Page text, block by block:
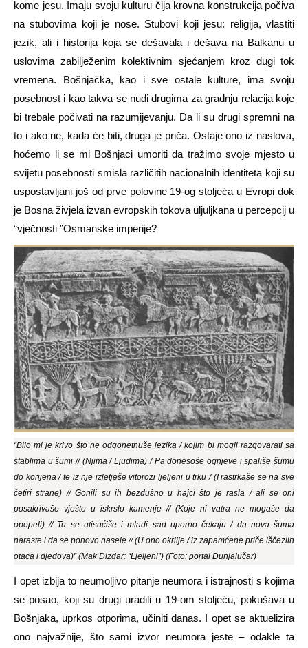
kome jesu. Imaju svoju kulturu čija krovna konstrukcija počiva
na stubovima koji je nose. Stubovi koji jesu: religija, vlastiti
jezik, ali i historija koja se dešavala i dešava na Balkanu u
uslovima zabilježenim kolektivnim sjećanjem kroz dugi tok
vremena. Bošnjačka, kao i sve ostale kulture, ima svoju
posebnost i kao takva se nudi drugima za gradnju relacija koje
bi trebale počivati na razumijevanju. Da li su drugi spremni na
to i ako ne, kada će biti, druga je priča. Ostaje ono iz naslova,
hoćemo li se mi Bošnjaci umoriti da tražimo svoje mjesto u
svijetu posebnosti smisla različitih nacionalnih identiteta koji su
uspostavljani još od prve polovine 19-og stoljeća u Evropi dok
je Bosna živjela izvan evropskih tokova uljuljkana u percepcij u
“vječnosti ”Osmanske imperije?
“Bilo mi je krivo što ne odgonetnuše jezika / kojim bi mogli razgovarati sa
stablima u šumi // (Njima / Ljudima) / Pa donesoše ognjeve i spališe šumu
do korijena / te iz nje izletješe vitorozi ljeljeni u trku / (I rastrkaše se na sve
četiri strane) // Gonili su ih bezdušno u hajci što je rasla / ali se oni
posakrivaše vješto u iskrslo kamenje // (Koje ni vatra ne mogaše da
opepeli) // Tu se utisućiše i mladi sad uporno čekaju / da nova šuma
naraste i da se ponovo nasele // (U ono okrilje / iz zapamćene priče iščezlih
otaca i djedova)” (Mak Dizdar: “Ljeljeni”) (Foto: portal Dunjalučar)
I opet izbija to neumoljivo pitanje neumora i istrajnosti s kojima
se posao, koji su drugi uradili u 19-om stoljeću, pokušava u
Bošnjaka, uprkos otporima, učiniti danas. I opet se aktuelizira
ono najvažnije, što sami izvor neumora jeste – odakle ta